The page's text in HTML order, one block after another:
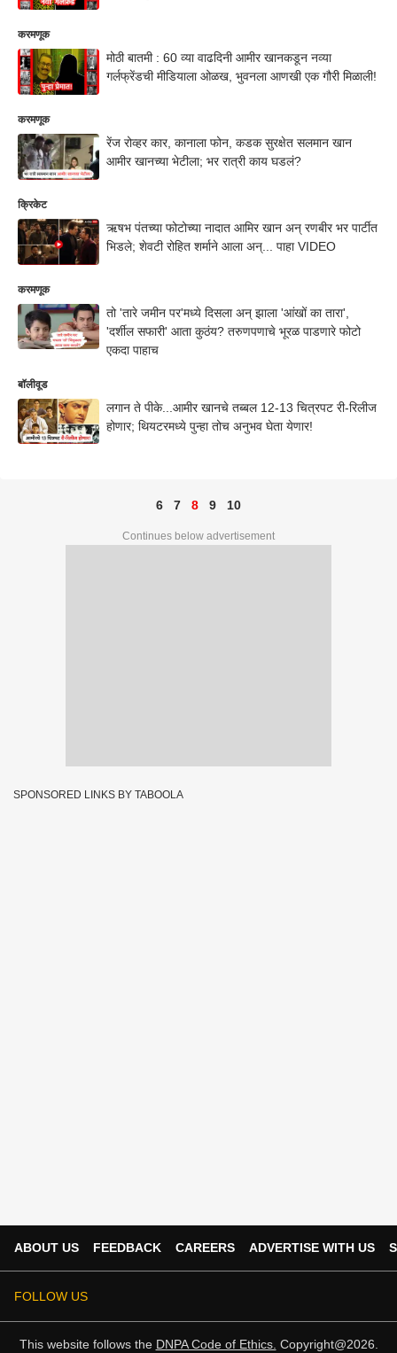
करमणूक
मोठी बातमी : 60 व्या वाढदिनी आमीर खानकडून नव्या
गर्लफ्रेंडची मीडियाला ओळख, भुवनला आणखी एक गौरी मिळाली!
करमणूक
रेंज रोव्हर कार, कानाला फोन, कडक सुरक्षेत सलमान खान
आमीर खानच्या भेटीला; भर रात्री काय घडलं?
क्रिकेट
ऋषभ पंतच्या फोटोच्या नादात आमिर खान अन् रणबीर भर पार्टीत
भिडले; शेवटी रोहित शर्माने आला अन्... पाहा VIDEO
करमणूक
तो 'तारे जमीन पर'मध्ये दिसला अन् झाला 'आंखों का तारा',
'दर्शील सफारी' आता कुठंय? तरुणपणाचे भूरळ पाडणारे फोटो
एकदा पाहाच
बॉलीवूड
लगान ते पीके...आमीर खानचे तब्बल 12-13 चित्रपट री-रिलीज
होणार; थियटरमध्ये पुन्हा तोच अनुभव घेता येणार!
6 7 8 9 10
Continues below advertisement
SPONSORED LINKS BY TABOOLA
ABOUT US FEEDBACK CAREERS ADVERTISE WITH US
FOLLOW US
This website follows the DNPA Code of Ethics. Copyright@2026.